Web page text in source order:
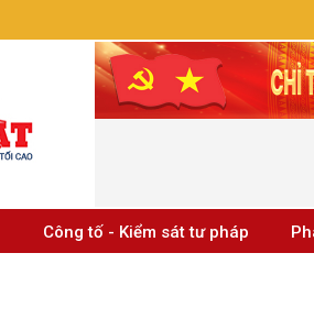
Công tố - Kiểm sát tư pháp